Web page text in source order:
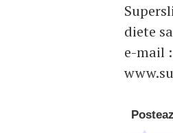
diete
e-mail :